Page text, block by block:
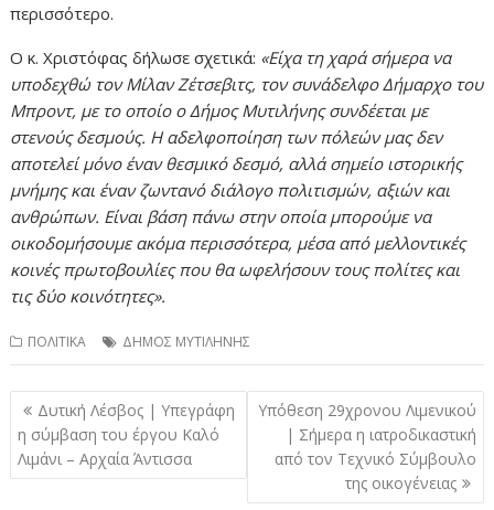
περισσότερο.
Ο κ. Χριστόφας δήλωσε σχετικά: «Είχα τη χαρά σήμερα να
υποδεχθώ τον Μίλαν Ζέτσεβιτς, τον συνάδελφο Δήμαρχο του
Μπροντ, με το οποίο ο Δήμος Μυτιλήνης συνδέεται με
στενούς δεσμούς. Η αδελφοποίηση των πόλεών μας δεν
αποτελεί μόνο έναν θεσμικό δεσμό, αλλά σημείο ιστορικής
μνήμης και έναν ζωντανό διάλογο πολιτισμών, αξιών και
ανθρώπων. Είναι βάση πάνω στην οποία μπορούμε να
οικοδομήσουμε ακόμα περισσότερα, μέσα από μελλοντικές
κοινές πρωτοβουλίες που θα ωφελήσουν τους πολίτες και
τις δύο κοινότητες».
ΠΟΛΙΤΙΚΑ ΔΗΜΟΣ ΜΥΤΙΛΗΝΗΣ
Πλοήγηση
άρθρων
Δυτική Λέσβος | Υπεγράφη
η σύμβαση του έργου Καλό
Λιμάνι – Αρχαία Άντισσα
Υπόθεση 29χρονου Λιμενικού
| Σήμερα η ιατροδικαστική
από τον Τεχνικό Σύμβουλο
της οικογένειας